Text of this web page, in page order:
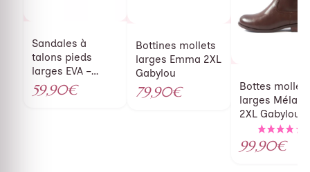
Sandales à
talons pieds
larges EVA –
Gabylou
59,90€
Bottines mollets
larges Emma 2XL
Gabylou
79,90€
Bottes mollets
larges
2XL Gabylou
99,90€